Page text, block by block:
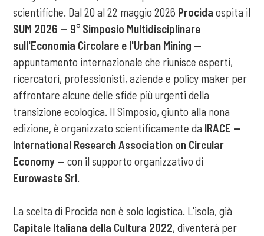
scientifiche. Dal 20 al 22 maggio 2026 Procida ospita il
SUM 2026 — 9° Simposio Multidisciplinare
sull'Economia Circolare e l'Urban Mining —
appuntamento internazionale che riunisce esperti,
ricercatori, professionisti, aziende e policy maker per
affrontare alcune delle sfide più urgenti della
transizione ecologica. Il Simposio, giunto alla nona
edizione, è organizzato scientificamente da IRACE —
International Research Association on Circular
Economy — con il supporto organizzativo di
Eurowaste Srl.
La scelta di Procida non è solo logistica. L'isola, già
Capitale Italiana della Cultura 2022, diventerà per